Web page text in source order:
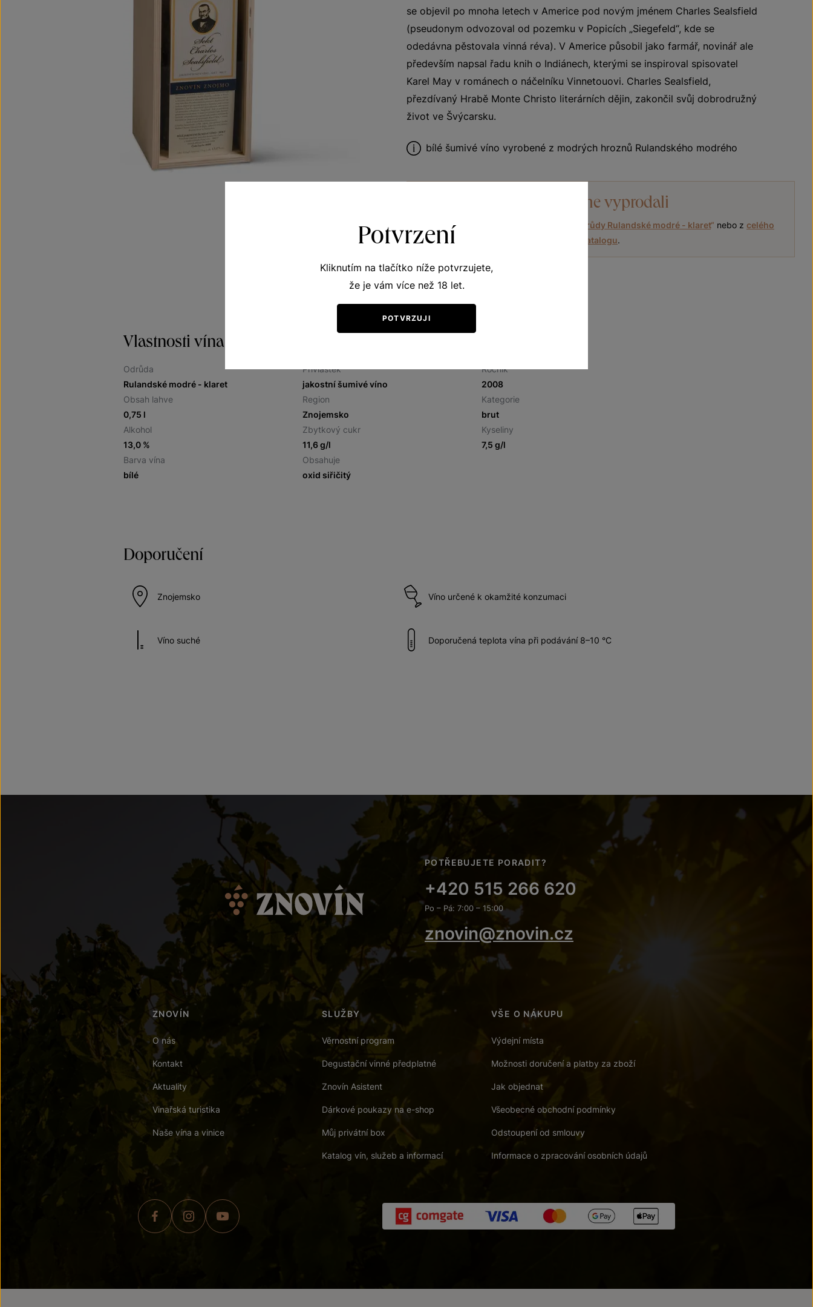
se objevil po mnoha letech v Americe pod novým jménem Charles Sealsfield
(pseudonym odvozoval od pozemku v Popicích „Siegefeld“, kde se
odedávna pěstovala vinná réva). V Americe působil jako farmář, novinář ale
především napsal řadu knih o Indiánech, kterými se inspiroval spisovatel
Karel May v románech o náčelníku Vinnetouovi. Charles Sealsfield,
přezdívaný Hrabě Monte Christo literárních dějin, zakončil svůj dobrodružný
život ve Švýcarsku.
bílé šumivé víno vyrobené z modrých hroznů Rulandského modrého
Víno jsme vyprodali
Vybrat si můžete z aktuální nabídky odrůdy Rulandské modré - klaret“ nebo z celého
katalogu.
Vlastnosti vína
Odrůda
Rulandské modré - klaret
Přívlastek
jakostní šumivé víno
Ročník
2008
Obsah lahve
0,75 l
Region
Znojemsko
Kategorie
brut
Alkohol
13,0 %
Zbytkový cukr
11,6 g/l
Kyseliny
7,5 g/l
Barva vína
bílé
Obsahuje
oxid siřičitý
Doporučení
Znojemsko Víno určené k okamžité konzumaci
Víno suché Doporučená teplota vína při podávání 8–10 °C
POTŘEBUJETE PORADIT?
+420 515 266 620
Po – Pá: 7:00 – 15:00
znovin@znovin.cz
ZNOVÍN
O nás
Kontakt
Aktuality
Vinařská turistika
Naše vína a vinice
SLUŽBY
Věrnostní program
Degustační vinné předplatné
Znovín Asistent
Dárkové poukazy na e-shop
Můj privátní box
Katalog vín, služeb a informací
VŠE O NÁKUPU
Výdejní místa
Možnosti doručení a platby za zboží
Jak objednat
Všeobecné obchodní podmínky
Odstoupení od smlouvy
Informace o zpracování osobních údajů
Potvrzení
Kliknutím na tlačítko níže potvrzujete,
že je vám více než 18 let.
POTVRZUJI